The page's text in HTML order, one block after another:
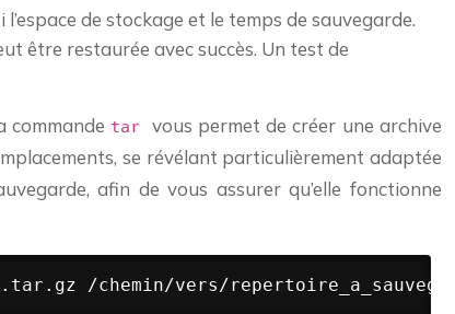
de stockage et le temps de sauvegarde.
être restaurée avec succès. Un test de
commande tar vous permet de créer une archive
se révélant particulièrement adaptée
afin de vous assurer qu’elle fonctionne
/chemin/vers/